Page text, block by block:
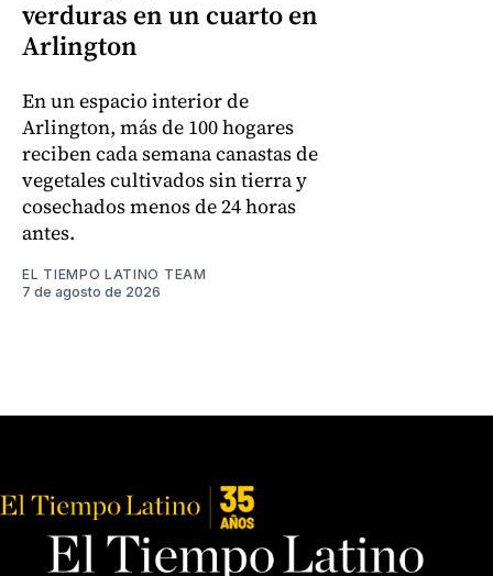
verduras en un cuarto en
Arlington
En un espacio interior de
Arlington, más de 100 hogares
reciben cada semana canastas de
vegetales cultivados sin tierra y
cosechados menos de 24 horas
antes.
EL TIEMPO LATINO TEAM
7 de agosto de 2026